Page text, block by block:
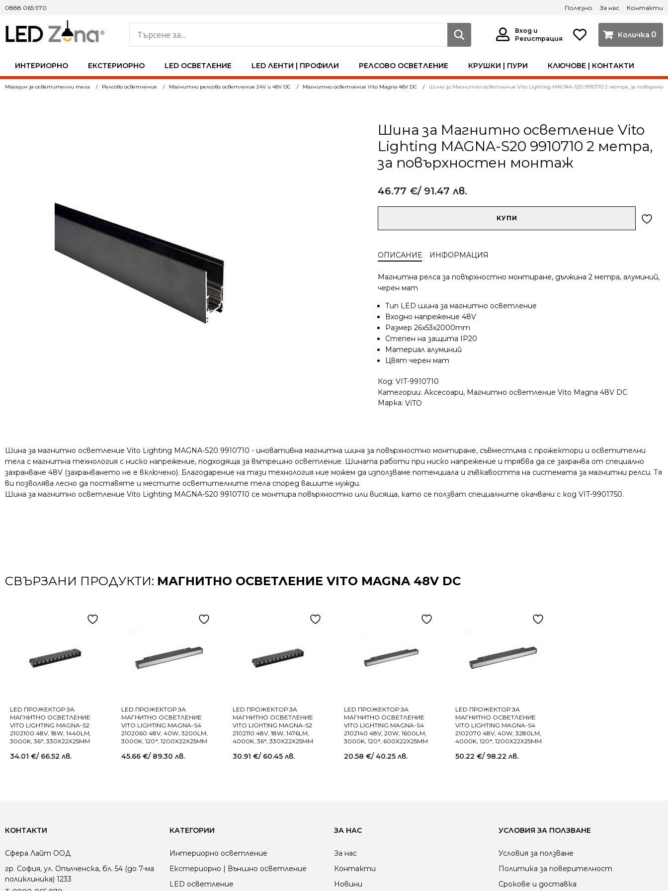
ИНТЕРИОРНО ЕКСТЕРИОРНО LED ОСВЕТЛЕНИЕ LED ЛЕНТИ | ПРОФИЛИ РЕЛСОВО ОСВЕТЛЕНИЕ КРУШКИ | ПУРИ КЛЮЧОВЕ | КОНТАКТИ
0
0888 065 970
Вход и
Регистрация
Полезно За нас Контакти
Магазин за осветителни тела Релсово осветление Магнитно релсово осветление 24V и 48V DC Магнитно осветление Vito Magna 48V DC Шина за Магнитно осветление Vito Lighting MAGNA-S20 9910710 2 метра, за
Шина за Магнитно осветление Vito
Lighting MAGNA-S20 9910710 2 метра,
за повърхностен монтаж
46.77 €/ 91.47 лв.
Магнитно
Vito
Lighting
S20
9910710
2
метра,
за
повърхностен
КУПИ
ОПИСАНИЕ ИНФОРМАЦИЯ
Магнитна релса за повърхностно монтиране, дължина 2 метра, алуминий,
черен мат
Тип LED шина за магнитно осветление
Входно напрежение 48V
Размер 26x53x2000mm
Степен на защита IP20
Материал алуминий
Цвят черен мат
Код: VIT-9910710
Категории: Аксесоари, Магнитно осветление Vito Magna 48V DC
Марка: VİTO
Шина за магнитно осветление Vito Lighting MAGNA-S20 9910710 - иновативна магнитна шина за повърхностно монтиране, съвместима с прожектори и осветителни
тела с магнитна технология с ниско напрежение, подходяща за вътрешно осветление. Шината работи при ниско напрежение и трябва да се захранва от специално
захранване 48V (захранването не е включено). Благодарение на тази технология ние можем да използваме потенциала и гъвкавостта на системата за магнитни релси. Тя
ви позволява лесно да поставяте и местите осветителните тела според вашите нужди.
Шина за магнитно осветление Vito Lighting MAGNA-S20 9910710 се монтира повърхностно или висяща, като се ползват специалните окачвачи с код VIT-9901750.
СВЪРЗАНИ ПРОДУКТИ: МАГНИТНО ОСВЕТЛЕНИЕ VITO MAGNA 48V DC
LED ПРОЖЕКТОР ЗА
МАГНИТНО ОСВЕТЛЕНИЕ
VITO LIGHTING MAGNA-S2
2102100 48V, 18W, 1440LM,
3000K, 36°, 330X22X25MM
34.01 €/ 66.52 лв.
LED ПРОЖЕКТОР ЗА
МАГНИТНО ОСВЕТЛЕНИЕ
VITO LIGHTING MAGNA-S4
2102060 48V, 40W, 3200LM,
3000K, 120°, 1200X22X25MM
45.66 €/ 89.30 лв.
LED ПРОЖЕКТОР ЗА
МАГНИТНО ОСВЕТЛЕНИЕ
VITO LIGHTING MAGNA-S2
2102110 48V, 18W, 1476LM,
4000K, 36°, 330X22X25MM
30.91 €/ 60.45 лв.
LED ПРОЖЕКТОР ЗА
МАГНИТНО ОСВЕТЛЕНИЕ
VITO LIGHTING MAGNA-S4
2102140 48V, 20W, 1600LM,
3000K, 120°, 600X22X25MM
20.58 €/ 40.25 лв.
LED ПРОЖЕКТОР ЗА
МАГНИТНО ОСВЕТЛЕНИЕ
VITO LIGHTING MAGNA-S4
2102070 48V, 40W, 3280LM,
4000K, 120°, 1200X22X25MM
50.22 €/ 98.22 лв.
КОНТАКТИ
Сфера Лайт ООД
гр. София, ул. Опълченска, бл. 54 (до 7-ма
поликлиника) 1233
КАТЕГОРИИ
Интериорно осветление
Екстериорно | Външно осветление
LED осветление
ЗА НАС
За нас
Контакти
Новини
УСЛОВИЯ ЗА ПОЛЗВАНЕ
Условия за ползване
Политика за поверителност
Срокове и доставка